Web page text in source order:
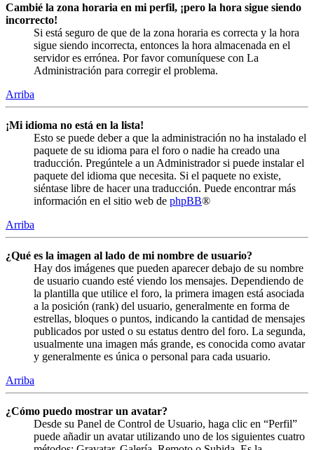
Cambié la zona horaria en mi perfil, ¡pero la hora sigue siendo
incorrecto!
Si está seguro de que de la zona horaria es correcta y la hora
sigue siendo incorrecta, entonces la hora almacenada en el
servidor es errónea. Por favor comuníquese con La
Administración para corregir el problema.
Arriba
¡Mi idioma no está en la lista!
Esto se puede deber a que la administración no ha instalado el
paquete de su idioma para el foro o nadie ha creado una
traducción. Pregúntele a un Administrador si puede instalar el
paquete del idioma que necesita. Si el paquete no existe,
siéntase libre de hacer una traducción. Puede encontrar más
información en el sitio web de phpBB®
Arriba
¿Qué es la imagen al lado de mi nombre de usuario?
Hay dos imágenes que pueden aparecer debajo de su nombre
de usuario cuando esté viendo los mensajes. Dependiendo de
la plantilla que utilice el foro, la primera imagen está asociada
a la posición (rank) del usuario, generalmente en forma de
estrellas, bloques o puntos, indicando la cantidad de mensajes
publicados por usted o su estatus dentro del foro. La segunda,
usualmente una imagen más grande, es conocida como avatar
y generalmente es única o personal para cada usuario.
Arriba
¿Cómo puedo mostrar un avatar?
Desde su Panel de Control de Usuario, haga clic en “Perfil”
puede añadir un avatar utilizando uno de los siguientes cuatro